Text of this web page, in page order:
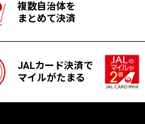
複数自治体を
まとめて決済
JALカード決済で
マイルがたまる